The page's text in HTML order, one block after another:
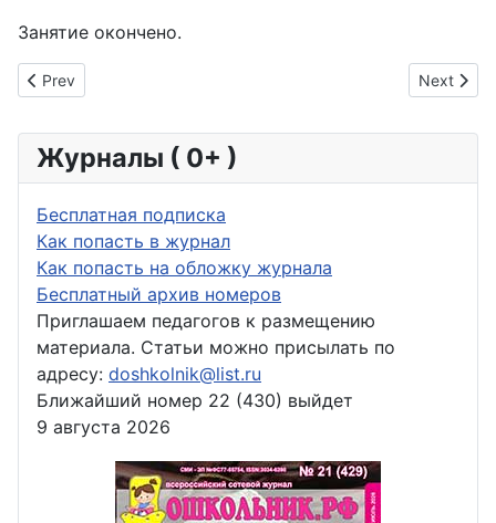
Занятие окончено.
Previous article: Конспект НОД по лепке в средней группе
Prev Next
Next
Журналы ( 0+ )
Бесплатная подписка
Как попасть в журнал
Как попасть на обложку журнала
Бесплатный архив номеров
Приглашаем педагогов к размещению
материала. Статьи можно присылать по
адресу: doshkolnik@list.ru
Ближайший номер 22 (430) выйдет
9 августа 2026